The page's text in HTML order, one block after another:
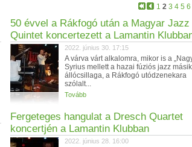
1 2 3 4 5 6
50 évvel a Rákfogó után a Magyar Jazz
Quintet koncertezett a Lamantin
2022. június 30. 17:15
A várva várt alkalomra, mikor is a
Syrius mellett a hazai fúziós jazz másik
állócsillaga, a Rákfogó utódzenekara
szólalt...
Tovább
Fergeteges hangulat a Dresch Quartet
koncertjén a Lamantin Klubban
2022. június 28. 16:00